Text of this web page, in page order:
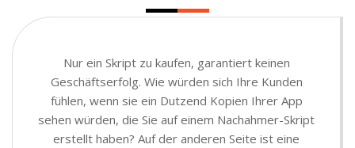
Nur ein Skript zu kaufen, garantiert keinen
Geschäftserfolg. Wie würden sich Ihre Kunden
fühlen, wenn sie ein Dutzend Kopien Ihrer App
sehen würden, die Sie auf einem Nachahmer-Skript
erstellt haben? Auf der anderen Seite ist eine